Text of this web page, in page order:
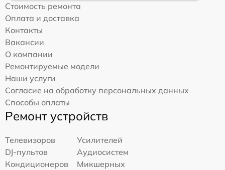
Стоимость ремонта
Оплата и доставка
Контакты
Вакансии
О компании
Ремонтируемые модели
Наши услуги
Согласие на обработку персональных данных
Способы оплаты
Ремонт устройств
Телевизоров
Усилителей
DJ-пультов
Аудиосистем
Кондиционеров
Микшерных